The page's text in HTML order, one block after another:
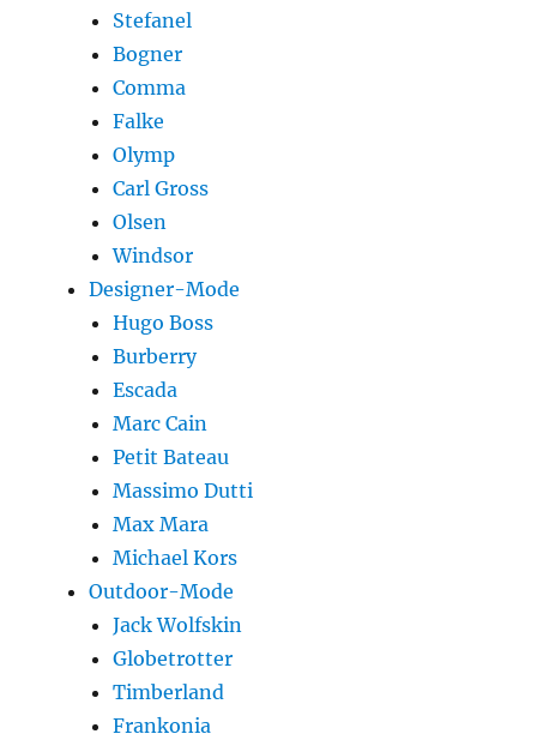
Stefanel
Bogner
Comma
Falke
Olymp
Carl Gross
Olsen
Windsor
Designer-Mode
Hugo Boss
Burberry
Escada
Marc Cain
Petit Bateau
Massimo Dutti
Max Mara
Michael Kors
Outdoor-Mode
Jack Wolfskin
Globetrotter
Timberland
Frankonia